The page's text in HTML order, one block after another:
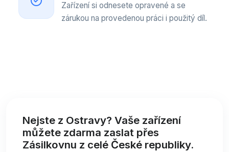
Zařízení si odnesete opravené a se
zárukou na provedenou práci i použitý díl.
Nejste z Ostravy? Vaše zařízení
můžete zdarma zaslat přes
Zásilkovnu z celé České republiky.